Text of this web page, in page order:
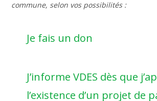
commune, selon vos possibilités :
Je fais un don
J’informe VDES dès que
l’existence d’un projet de